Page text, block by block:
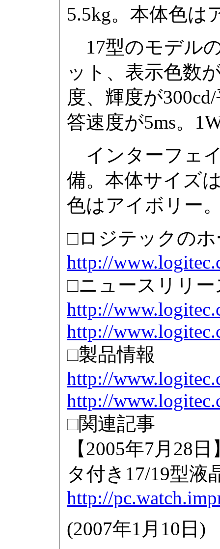
5.5kg。本体色は
17型のモデル
ット、表示色数
度、輝度が
答速度が5ms。
インターフェ
備。本体サイズ
色はアイボリー
□ロジテックの
http://
□ニュースリリー
http://
http://
□製品情報
http://
http://
□関連記事
【2005年7月28
タ付き17/19型液
http://
(2007年1月10日 )